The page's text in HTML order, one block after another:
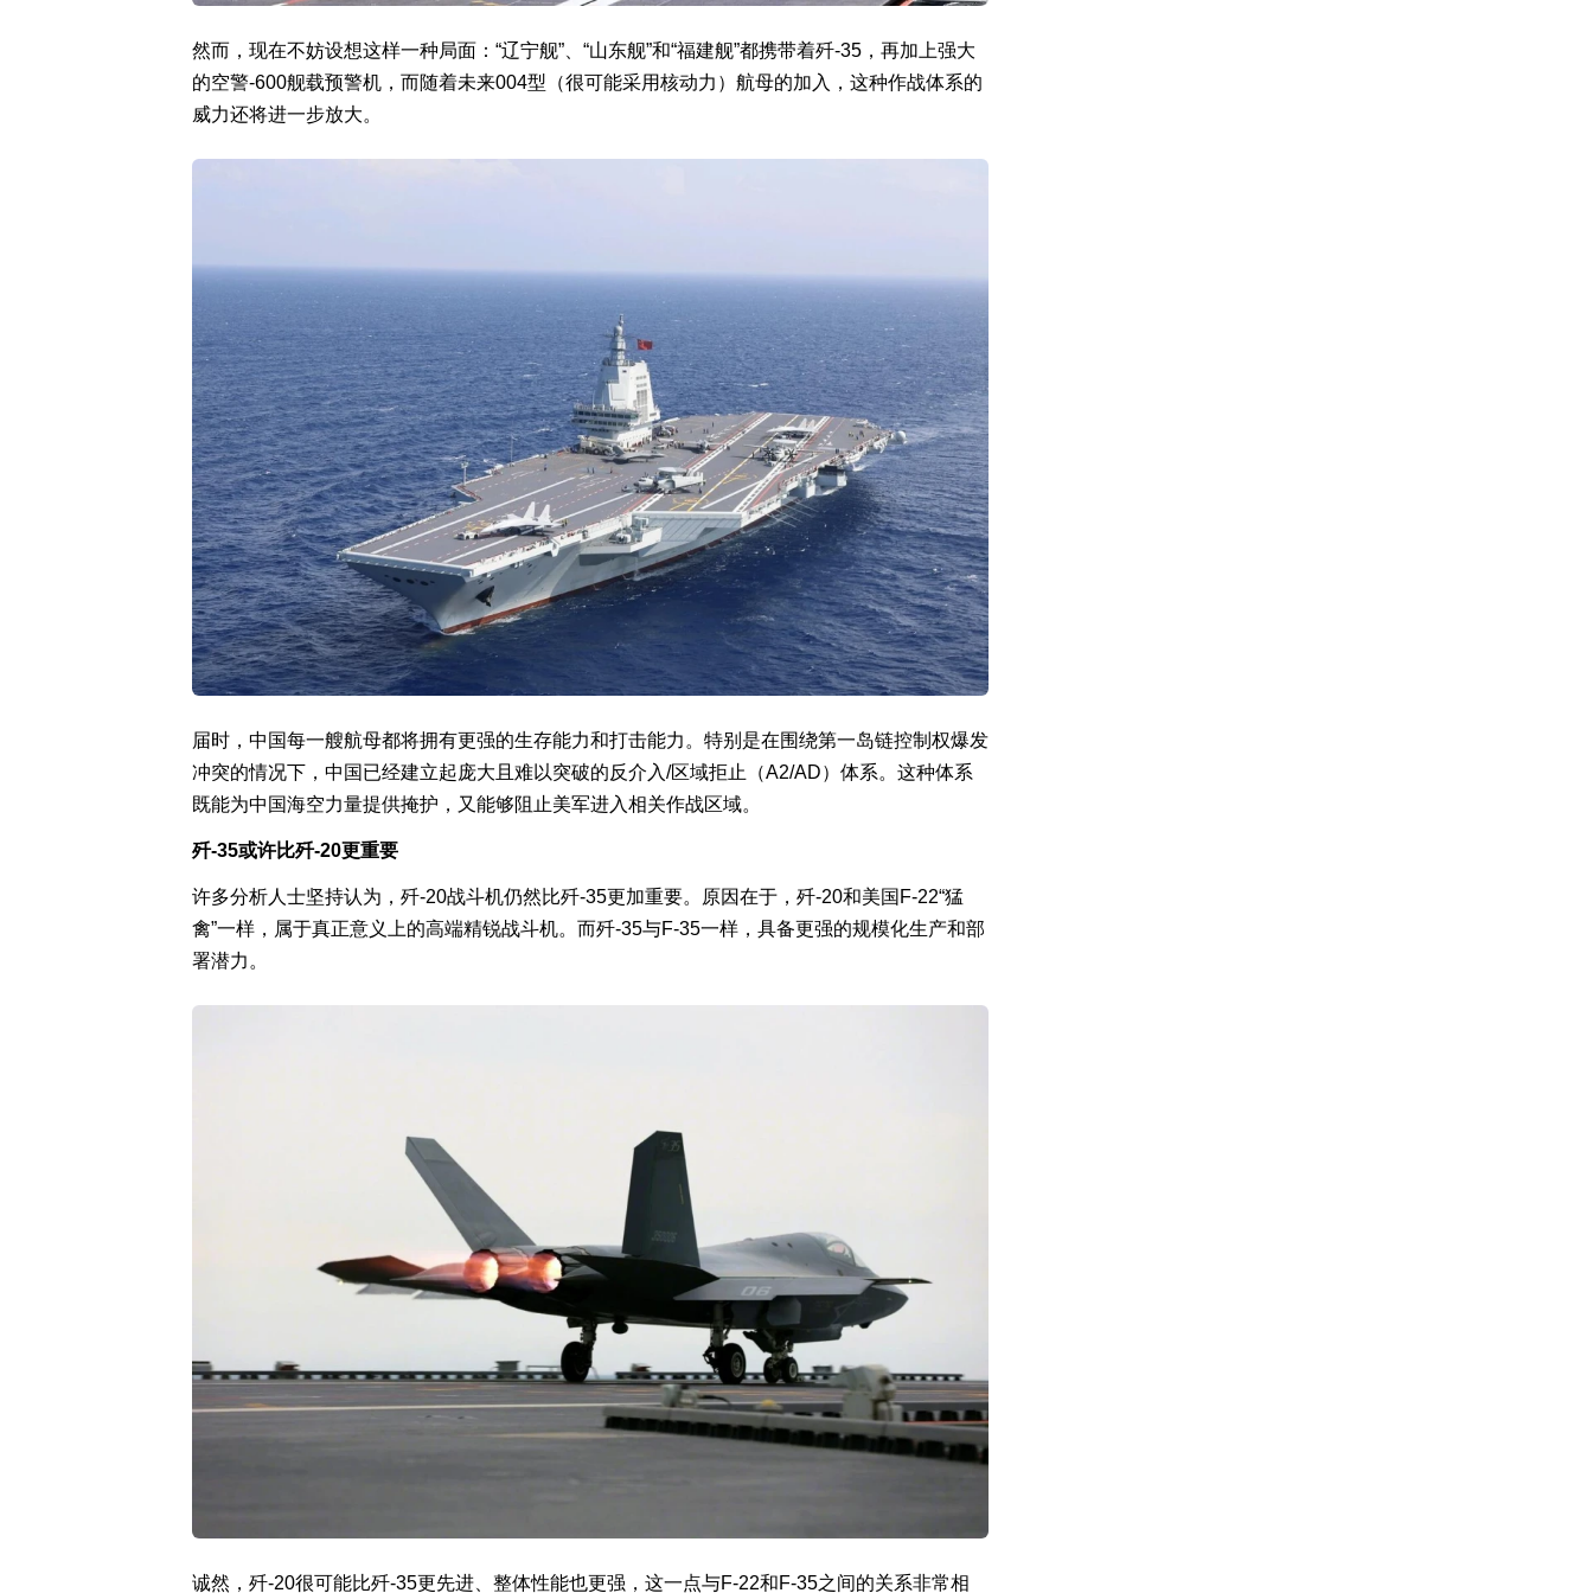
然而，现在不妨设想这样一种局面：“辽宁舰”、“山东舰”和“福建舰”都携带着歼-35，再加上强大
的空警-600舰载预警机，而随着未来004型（很可能采用核动力）航母的加入，这种作战体系的
威力还将进一步放大。
届时，中国每一艘航母都将拥有更强的生存能力和打击能力。特别是在围绕第一岛链控制权爆发
冲突的情况下，中国已经建立起庞大且难以突破的反介入/区域拒止（A2/AD）体系。这种体系
既能为中国海空力量提供掩护，又能够阻止美军进入相关作战区域。
歼-35或许比歼-20更重要
许多分析人士坚持认为，歼-20战斗机仍然比歼-35更加重要。原因在于，歼-20和美国F-22“猛
禽”一样，属于真正意义上的高端精锐战斗机。而歼-35与F-35一样，具备更强的规模化生产和部
署潜力。
诚然，歼-20很可能比歼-35更先进、整体性能也更强，这一点与F-22和F-35之间的关系非常相